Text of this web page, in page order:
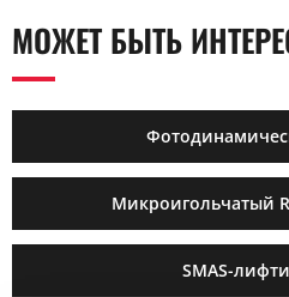
МОЖЕТ БЫТЬ
Микроигольчатый
SMAS-